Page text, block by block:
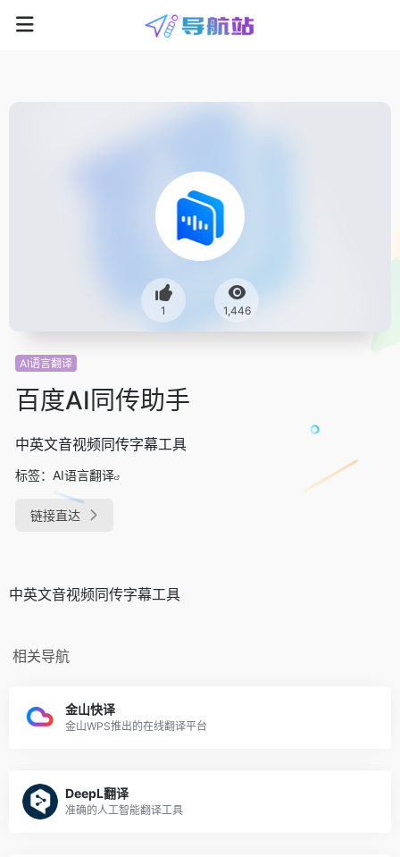
1 1,446
AI语言翻译
百度AI同传助手
中英文音视频同传字幕工具
标签： AI语言翻译
链接直达
中英文音视频同传字幕工具
相关导航
金山快译
金山WPS推出的在线翻译平台
DeepL翻译
准确的人工智能翻译工具